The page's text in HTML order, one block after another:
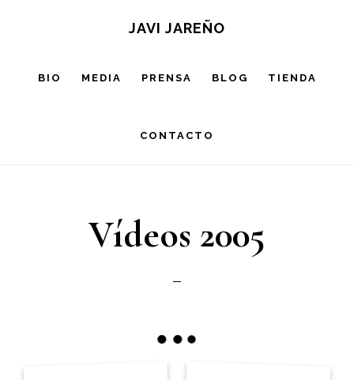
contenido
JAVI JAREÑO
BIO MEDIA PRENSA BLOG TIENDA
CONTACTO
Vídeos 2005